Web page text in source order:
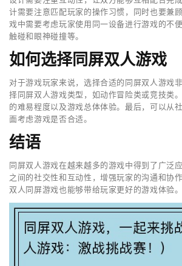
计需要注意匹配玩家的操作习惯，同时也要兼
戏中需要考虑玩家使用同一设备进行游戏的不
触碰和眼神碰撞等。
如何选择同屏双人游戏
对于游戏玩家来说，选择合适的同屏双人游戏
择同屏双人游戏类型，如动作冒险类或竞技类
的难易程度以及游戏总体体验。最后，可以从
面考虑游戏是否合适。
结语
同屏双人游戏在越来越多的游戏中得到了广泛
之间的社交性和互动性，增强玩家的沟通和协
双人同屏游戏也能够带给玩家更好的游戏体验。